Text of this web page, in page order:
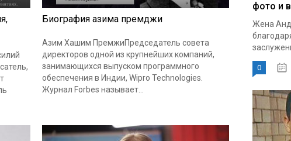
Биография азима премджи
Азим Хашим ПремжиПредседатель совета
директоров одной из крупнейших компаний,
занимающихся выпуском программного
обеспечения в Индии, Wipro Technologies.
Журнал Forbes называет...
фото и
Жена
0